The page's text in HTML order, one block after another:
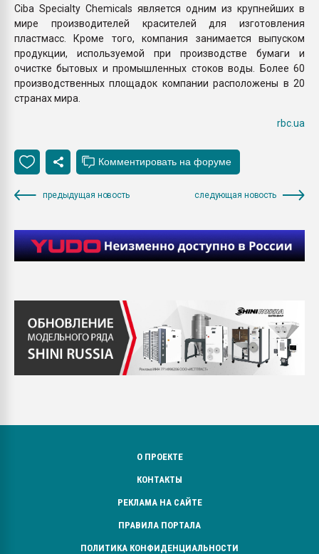
Ciba Specialty Chemicals является одним из крупнейших в
мире производителей красителей для изготовления
пластмасс. Кроме того, компания занимается выпуском
продукции, используемой при производстве бумаги и
очистке бытовых и промышленных стоков воды. Более 60
производственных площадок компании расположены в 20
странах мира.
rbc.ua
предыдущая новость следующая новость
О ПРОЕКТЕ
КОНТАКТЫ
РЕКЛАМА НА САЙТЕ
ПРАВИЛА ПОРТАЛА
ПОЛИТИКА КОНФИДЕНЦИАЛЬНОСТИ